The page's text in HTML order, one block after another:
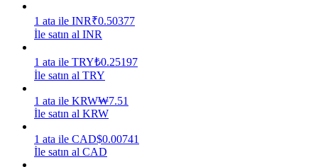
1 ata ile INR₹0.50377
İle satın al INR
1 ata ile TRY₺0.25197
İle satın al TRY
1 ata ile KRW₩7.51
İle satın al KRW
1 ata ile CAD$0.00741
İle satın al CAD